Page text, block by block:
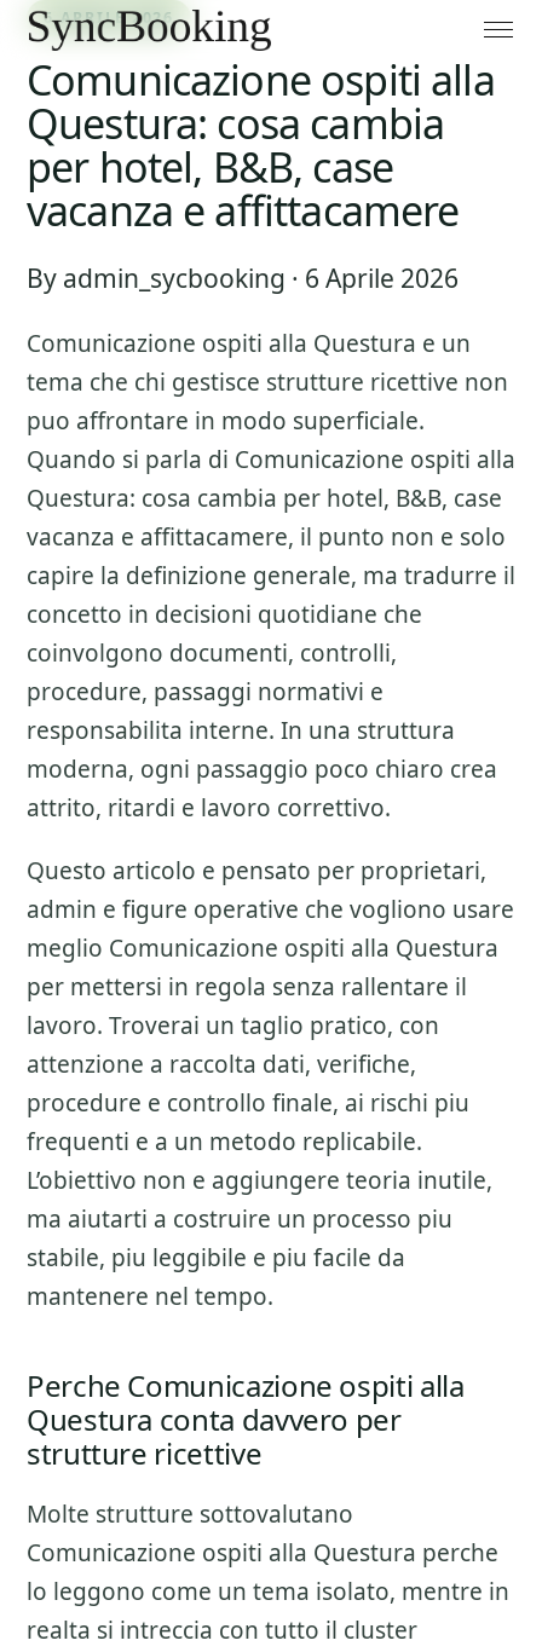
6 APRILE 2026
Comunicazione ospiti alla
Questura: cosa cambia
per hotel, B&B, case
vacanza e affittacamere
By admin_sycbooking · 6 Aprile 2026
Comunicazione ospiti alla Questura e un
tema che chi gestisce strutture ricettive non
puo affrontare in modo superficiale.
Quando si parla di Comunicazione ospiti alla
Questura: cosa cambia per hotel, B&B, case
vacanza e affittacamere, il punto non e solo
capire la definizione generale, ma tradurre il
concetto in decisioni quotidiane che
coinvolgono documenti, controlli,
procedure, passaggi normativi e
responsabilita interne. In una struttura
moderna, ogni passaggio poco chiaro crea
attrito, ritardi e lavoro correttivo.
Questo articolo e pensato per proprietari,
admin e figure operative che vogliono usare
meglio Comunicazione ospiti alla Questura
per mettersi in regola senza rallentare il
lavoro. Troverai un taglio pratico, con
attenzione a raccolta dati, verifiche,
procedure e controllo finale, ai rischi piu
frequenti e a un metodo replicabile.
L’obiettivo non e aggiungere teoria inutile,
ma aiutarti a costruire un processo piu
stabile, piu leggibile e piu facile da
mantenere nel tempo.
Perche Comunicazione ospiti alla
Questura conta davvero per
strutture ricettive
Molte strutture sottovalutano
Comunicazione ospiti alla Questura perche
lo leggono come un tema isolato, mentre in
realta si intreccia con tutto il cluster